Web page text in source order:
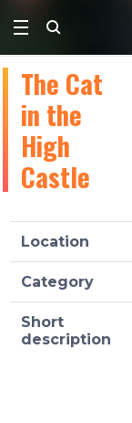
The Cat
in the
High
Castle
Location
Category
Short
description